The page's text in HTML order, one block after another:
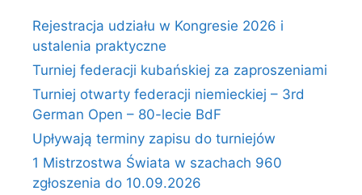
Rejestracja udziału w Kongresie 2026 i
ustalenia praktyczne
Turniej federacji kubańskiej za zaproszeniami
Turniej otwarty federacji niemieckiej – 3rd
German Open – 80-lecie BdF
Upływają terminy zapisu do turniejów
1 Mistrzostwa Świata w szachach 960
zgłoszenia do 10.09.2026